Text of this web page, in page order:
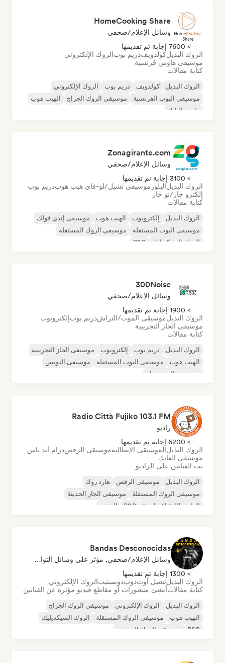
HomeCooking Share
وسائل الإعلام/صحفي
> 7600 إجابة تم تقديمها
الروك البديلكولدويفدريم بوبالروك الإلكتروني
موسيقى هاوس فرنسية
كتابة مقالات
الروك البديل كولدويف دريم بوب
الروك الإلكتروني
موسيقى البوب الفرنسية
موسيقى الروك الجراج
الهيب هوب
ما بعد البانك
Zonagirante.com
وسائل الإعلام/صحفي
> 3100 إجابة تم تقديمها
الروك البديلالبلوز موسيقى تشيل/لو-فاي هيب هوبدريم بوب
إلكترو جاز/نو جاز
كتابة مقالات
الروك البديل إلكتروبوب الهيب هوب
موسيقى إندي فولك
موسيقى البوب المستقلة
موسيقى الروك المستقلة
الروك السيكديليك
R&B
300Noise
وسائل الإعلام/صحفي
> 1900 إجابة تم تقديمها
الروك البديلموسيقى الموت/الثراشدريم بوبإلكتروبوب
موسيقى الجاز التجريبية
كتابة مقالات
الروك البديل دريم بوب إلكتروبوب
موسيقى الجاز التجريبية
الهيب هوب
موسيقى البوب المستقلة
موسيقى النويس
موسيقى البوب روك
Radio Città Fujiko 103.1 FM
راديو
> 6200 إجابة تم تقديمها
الروك البديلالموسيقى الإيطاليةموسيقى الرقصدرام آند باس
موسيقى الفانك
بث الفنانين على الراديو
الروك البديل موسيقى الرقص
هارد روك
موسيقى الروك المستقلة
موسيقى الجاز الحديثة
الراب باللغة الإنجليزية
R&B الريغي
Bandas Desconocidas
وسائل الإعلام/صحفي, مؤثر على وسائل التواصل الاجتماعي
> 1300 إجابة تم تقديمها
الروك البديلتشيل آوتدوبدوبستيبالروك الإلكتروني
كتابة مقالاتأنشئ منشورات أو مقاطع فيديو مؤثرة عن الفنانين
الروك البديل الروك الإلكتروني
موسيقى الروك الجراج
الهيب هوب
موسيقى الروك المستقلة
الروك السيكديليك
R&B
موسيقى الروك السيرف